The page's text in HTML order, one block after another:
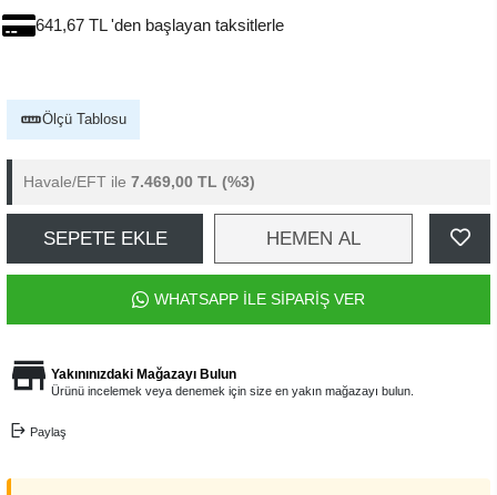
641,67 TL 'den başlayan taksitlerle
Ölçü Tablosu
Havale/EFT ile 7.469,00 TL (%3)
SEPETE EKLE HEMEN AL
WHATSAPP İLE SİPARİŞ VER
Yakınınızdaki Mağazayı Bulun
Ürünü incelemek veya denemek için size en yakın mağazayı bulun.
Paylaş